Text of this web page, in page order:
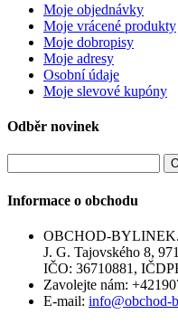
Moje objednávky
Moje vrácené produkty
Moje dobropisy
Moje adresy
Osobní údaje
Moje slevové kupóny
Odběr novinek
Informace o obchodu
OBCHOD-
J. G. Tajovského 8,
IČO: 36710881,
Zavolejte nám:
E-mail: info@obchod-